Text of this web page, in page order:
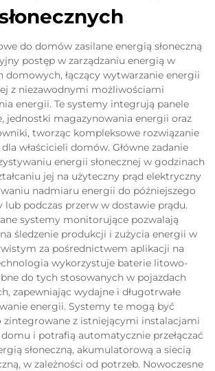
do domów zasilane energią słoneczną
postęp w zarządzaniu energią w
domowych, łączący wytwarzanie energii
z niezawodnymi możliwościami
energii. Te systemy integrują panele
jednostki magazynowania energii oraz
tworząc kompleksowe rozwiązanie
właścicieli domów. Główne zadanie
energii słonecznej w godzinach
jej na użyteczny prąd elektryczny
nadmiaru energii do późniejszego
lub podczas przerw w dostawie prądu.
systemy monitorujące pozwalają
śledzenie produkcji i zużycia energii w
za pośrednictwem aplikacji na
wykorzystuje baterie litowo-
do tych stosowanych w pojazdach
zapewniając wydajne i długotrwałe
energii. Systemy te mogą być
zintegrowane z istniejącymi instalacjami
i potrafią automatycznie przełączać
słoneczną, akumulatorową a siecią
w zależności od potrzeb. Nowoczesne